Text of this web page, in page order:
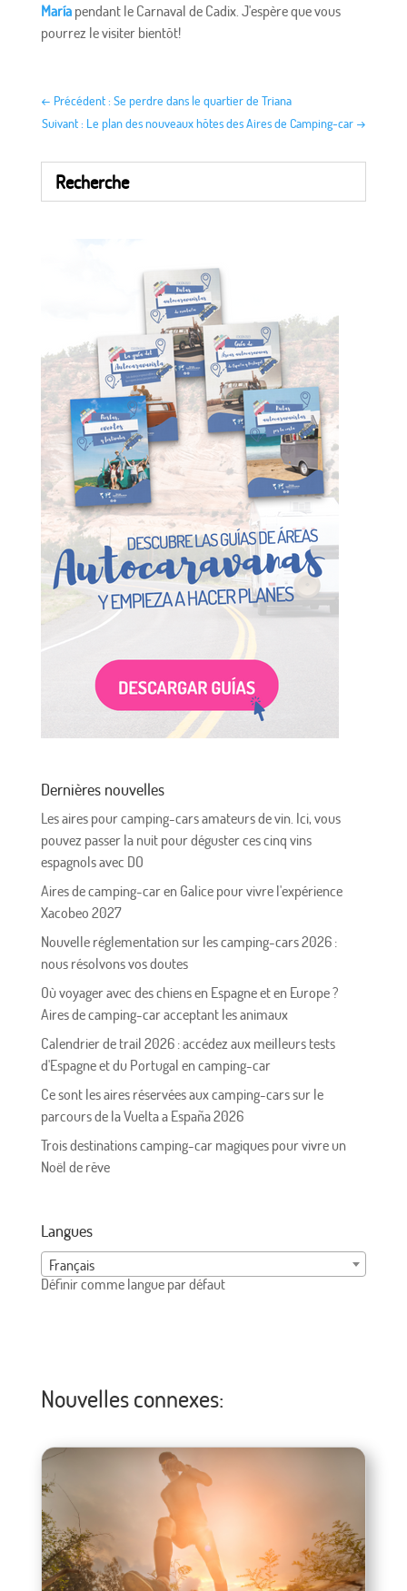
Maríapendant le Carnaval de Cadix. J'espère que vous
pourrez le visiter bientôt!
← Précédent : Se perdre dans le quartier de Triana
Suivant : Le plan des nouveaux hôtes des Aires de Camping-car →
Dernières nouvelles
Les aires pour camping-cars amateurs de vin. Ici, vous
pouvez passer la nuit pour déguster ces cinq vins
espagnols avec DO
Aires de camping-car en Galice pour vivre l'expérience
Xacobeo 2027
Nouvelle réglementation sur les camping-cars 2026 :
nous résolvons vos doutes
Où voyager avec des chiens en Espagne et en Europe ?
Aires de camping-car acceptant les animaux
Calendrier de trail 2026 : accédez aux meilleurs tests
d'Espagne et du Portugal en camping-car
Ce sont les aires réservées aux camping-cars sur le
parcours de la Vuelta a España 2026
Trois destinations camping-car magiques pour vivre un
Noël de rêve
Langues
Français
Définir comme langue par défaut
Nouvelles connexes: